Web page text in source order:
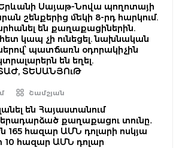
Երևանի Սայաթ-Նովա պողոտայի
շենքերից մեկի 8-րդ հարկում.
են քաղաքացիներին.
կապ չի ունեցել. նախնական
պատճառն օդորակիչին
են եղել.
ՏԵՍԱՆՅՈւԹ
Շամշյան
են Հայաստանում
քաղաքացու տունը․
165 հազար ԱՄՆ դոլարի ոսկյա
10 հազար ԱՄՆ դոլար